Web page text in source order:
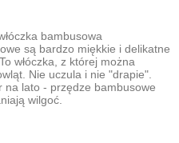
bambusowa
są bardzo miękkie i delikatne
włóczka, z której można
Nie uczula i nie "drapie".
na lato - przędze bambusowe
wilgoć.